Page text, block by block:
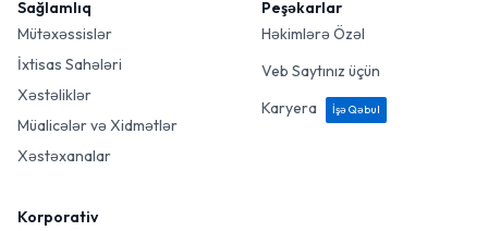
Sağlamlıq
Mütəxəssislər
İxtisas Sahələri
Xəstəliklər
Müalicələr və Xidmətlər
Xəstəxanalar
Peşəkarlar
Həkimlərə Özəl
Veb Saytınız üçün
Karyera
İşə Qəbul
Korporativ